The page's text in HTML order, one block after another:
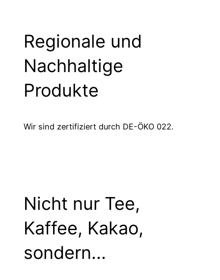
Regionale und
Nachhaltige
Produkte
Wir sind zertifiziert durch DE-ÖKO 022.
Nicht nur Tee,
Kaffee, Kakao,
sondern...